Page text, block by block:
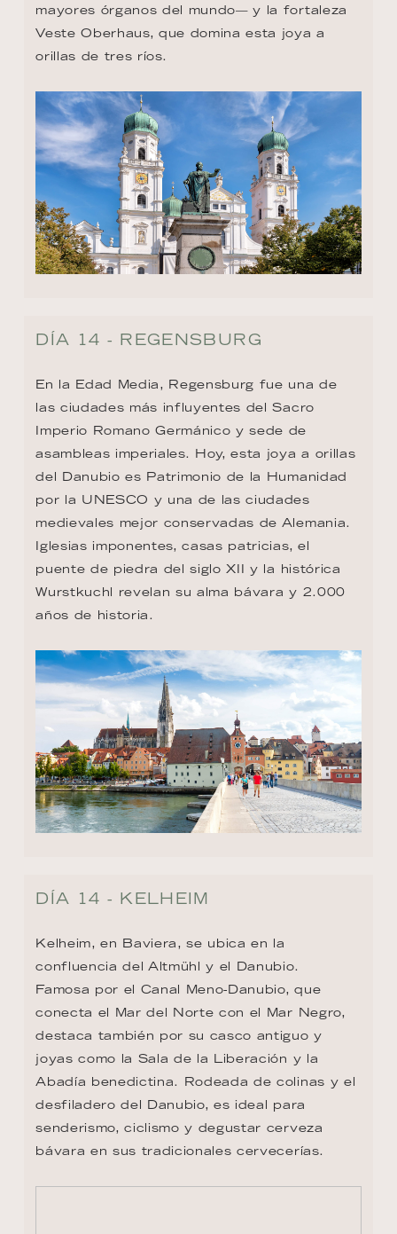
mayores órganos del mundo— y la fortaleza
Veste Oberhaus, que domina esta joya a
orillas de tres ríos.
DÍA 14 - REGENSBURG
En la Edad Media, Regensburg fue una de
las ciudades más influyentes del Sacro
Imperio Romano Germánico y sede de
asambleas imperiales. Hoy, esta joya a orillas
del Danubio es Patrimonio de la Humanidad
por la UNESCO y una de las ciudades
medievales mejor conservadas de Alemania.
Iglesias imponentes, casas patricias, el
puente de piedra del siglo XII y la histórica
Wurstkuchl revelan su alma bávara y 2.000
años de historia.
DÍA 14 - KELHEIM
Kelheim, en Baviera, se ubica en la
confluencia del Altmühl y el Danubio.
Famosa por el Canal Meno-Danubio, que
conecta el Mar del Norte con el Mar Negro,
destaca también por su casco antiguo y
joyas como la Sala de la Liberación y la
Abadía benedictina. Rodeada de colinas y el
desfiladero del Danubio, es ideal para
senderismo, ciclismo y degustar cerveza
bávara en sus tradicionales cervecerías.